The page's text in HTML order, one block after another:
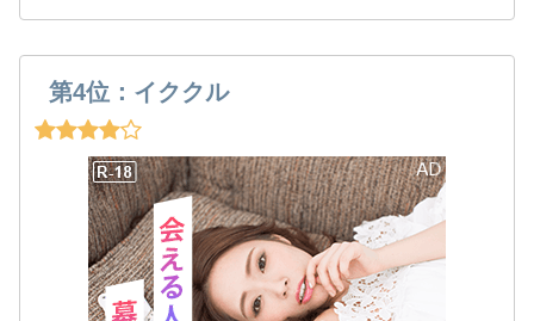
第4位：イククル